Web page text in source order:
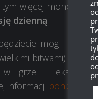
więcej monet
dzienną.
mogli raz
bitwami) i
grze i
informacji poniżej